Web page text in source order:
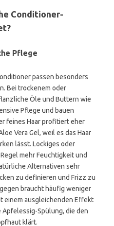
Conditioner-
Pflege
passen besonders
Bei trockenem oder
Öle und Buttern wie
Pflege und bauen
feines Haar profitiert eher
Vera Gel, weil es das Haar
lässt. Lockiges oder
mehr Feuchtigkeit und
Alternativen sehr
zu definieren und Frizz zu
braucht häufig weniger
einem ausgleichenden Effekt
Spülung, die den
klärt.